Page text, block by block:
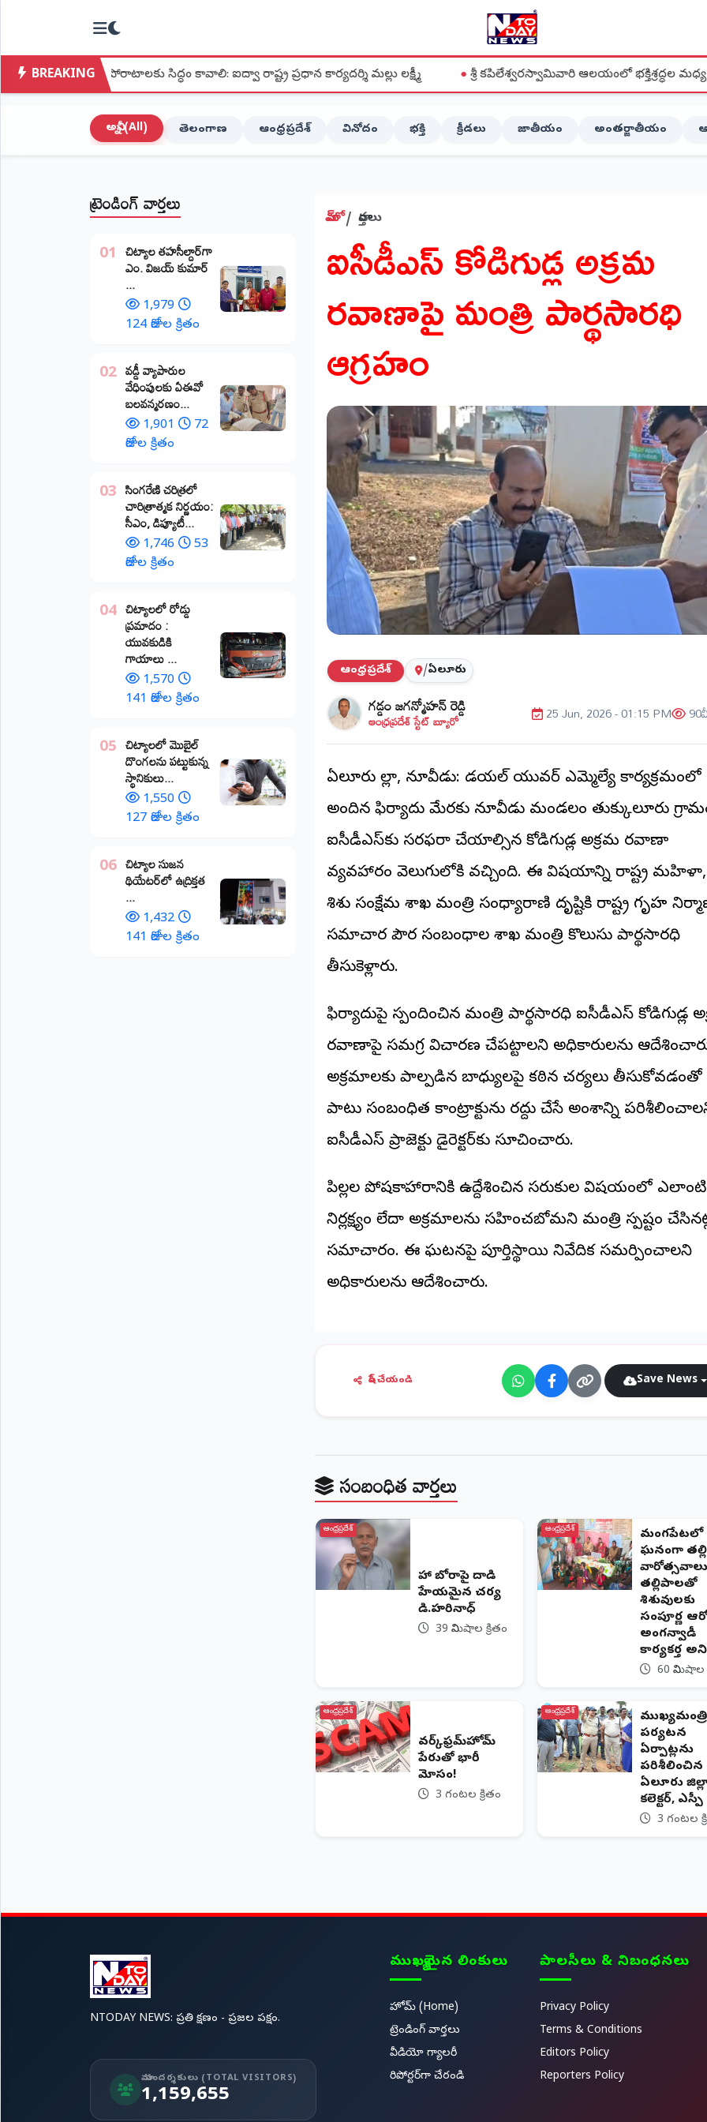
NTODAY×
హోమ్
BREAKING
సిద్ధం కావాలి: ఐద్వా రాష్ట్ర ప్రధాన కార్యదర్శి మల్లు లక్ష్మీ ●శ్రీ కపిలేశ్వరస్వామివారి ఆలయంలో భక్తిశ్రద్ధల మధ్య వైభవంగా
అన్నీ (All) తెలంగాణ ఆంధ్రప్రదేశ్ వినోదం భక్తి క్రీడలు జాతీయం అంతర్జాతీయం
ట్రెండింగ్ వార్తలు
01 ​చిట్యాల తహసీల్దార్‌గా
ఎం. విజయ్ కుమార్
...
1,979
124 రోజుల క్రితం
02 వడ్డీ వ్యాపారుల
వేధింపులకు ఏఈవో
బలవన్మరణం...
1,901
72
రోజుల క్రితం
03 ​సింగరేణి చరిత్రలో
చారిత్రాత్మక నిర్ణయం:
సీఎం, డిప్యూటీ...
1,746
53
రోజుల క్రితం
04 చిట్యాలలో రోడ్డు
ప్రమాదం :
యువకుడికి
గాయాలు ​...
1,570
141 రోజుల క్రితం
05 చిట్యాలలో మొబైల్
దొంగలను పట్టుకున్న
స్థానికులు...
1,550
127 రోజుల క్రితం
06 చిట్యాల సుజన
థియేటర్‌లో ఉద్రిక్తత
...
1,432
141 రోజుల క్రితం
హోమ్ వార్తలు
ఐసీడీఎస్ కోడిగుడ్ల అక్రమ
రవాణాపై మంత్రి పార్థసారధి
ఆగ్రహం
ఆంధ్రప్రదేశ్ /ఏలూరు
గడ్డం జగన్మోహన్ రెడ్డి
ఆంధ్రప్రదేశ్ స్టేట్ బ్యూరో 25 Jun, 2026 - 01:15 PM 90
ఏలూరు జిల్లా, నూజివీడు: డయల్ యువర్ ఎమ్మెల్యే కార్యక్రమంలో
అందిన ఫిర్యాదు మేరకు నూజివీడు మండలం తుక్కులూరు
ఐసీడీఎస్‌కు సరఫరా చేయాల్సిన కోడిగుడ్ల అక్రమ రవాణా
వ్యవహారం వెలుగులోకి వచ్చింది. ఈ విషయాన్ని రాష్ట్ర మహిళా,
శిశు సంక్షేమ శాఖ మంత్రి సంధ్యారాణి దృష్టికి రాష్ట్ర గృహ
సమాచార పౌర సంబంధాల శాఖ మంత్రి కొలుసు పార్థసారధి
తీసుకెళ్లారు.
ఫిర్యాదుపై స్పందించిన మంత్రి పార్థసారధి ఐసీడీఎస్ కోడిగుడ్ల
రవాణాపై సమగ్ర విచారణ చేపట్టాలని అధికారులను
అక్రమాలకు పాల్పడిన బాధ్యులపై కఠిన చర్యలు తీసుకోవడంతో
పాటు సంబంధిత కాంట్రాక్టును రద్దు చేసే అంశాన్ని
ఐసీడీఎస్ ప్రాజెక్టు డైరెక్టర్‌కు సూచించారు.
పిల్లల పోషకాహారానికి ఉద్దేశించిన సరుకుల విషయంలో ఎలాంటి
నిర్లక్ష్యం లేదా అక్రమాలను సహించబోమని మంత్రి స్పష్టం
సమాచారం. ఈ ఘటనపై పూర్తిస్థాయి నివేదిక సమర్పించాలని
అధికారులను ఆదేశించారు.
షేర్ చేయండి Save News
సంబంధిత వార్తలు
ఆంధ్రప్రదేశ్
నేహా బోరాపై దాడి
హేయమైన చర్య
డి.హరినాధ్
39 నిమిషాల క్రితం
ఆంధ్రప్రదేశ్
మంగపేటలో
ఘనంగా
వారోత్సవాలు
తల్లిపాలతోనే
శిశువులకు
సంపూర్ణ
అంగన్వాడీ
కార్యకర్త
60 నిమిషాల
ఆంధ్రప్రదేశ్
వర్క్‌ఫ్రమ్‌హోమ్‌
పేరుతో భారీ
మోసం!
3 గంటల క్రితం
ఆంధ్రప్రదేశ్
ముఖ్యమంత్రి
పర్యటన
ఏర్పాట్లను
పరిశీలించిన
ఏలూరు
కలెక్టర్, ఎస్పీ
3 గంటల
NTODAY NEWS: ప్రతి క్షణం - ప్రజల పక్షం.
మా సందర్శకులు (TOTAL VISITORS)
1,159,655
ముఖ్యమైన లింకులు
హోమ్ (Home)
ట్రెండింగ్ వార్తలు
వీడియో గ్యాలరీ
రిపోర్టర్‌గా చేరండి
పాలసీలు & నిబంధనలు
Privacy Policy
Terms & Conditions
Editors Policy
Reporters Policy